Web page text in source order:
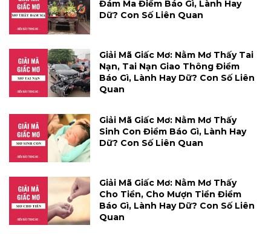
Đám Ma Điềm Báo Gì, Lành Hay
Dữ? Con Số Liên Quan
Giải Mã Giấc Mơ: Nằm Mơ Thấy Tai
Nạn, Tai Nạn Giao Thông Điềm
Báo Gì, Lành Hay Dữ? Con Số Liên
Quan
Giải Mã Giấc Mơ: Nằm Mơ Thấy
Sinh Con Điềm Báo Gì, Lành Hay
Dữ? Con Số Liên Quan
Giải Mã Giấc Mơ: Nằm Mơ Thấy
Cho Tiền, Cho Mượn Tiền Điềm
Báo Gì, Lành Hay Dữ? Con Số Liên
Quan